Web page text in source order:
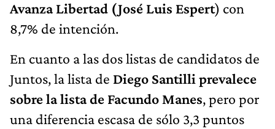
Avanza Libertad (José Luis Espert) con
8,7% de intención.
En cuanto a las dos listas de candidatos de
Juntos, la lista de Diego Santilli prevalece
sobre la lista de Facundo Manes, pero por
una diferencia escasa de sólo 3,3 puntos